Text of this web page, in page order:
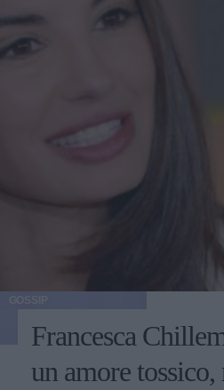
Francesca
un amore tossico,